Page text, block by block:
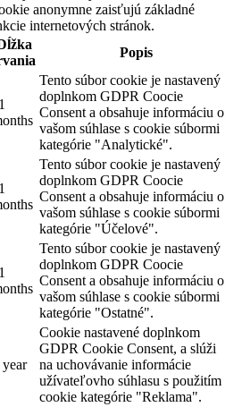
anonymne zaisťujú základné
internetových stránok.
Popis
Tento súbor cookie je nastavený
doplnkom GDPR Coocie
Consent a obsahuje informáciu o
vašom súhlase s cookie súbormi
kategórie "Analytické".
Tento súbor cookie je nastavený
doplnkom GDPR Coocie
Consent a obsahuje informáciu o
vašom súhlase s cookie súbormi
kategórie "Účelové".
Tento súbor cookie je nastavený
doplnkom GDPR Coocie
Consent a obsahuje informáciu o
vašom súhlase s cookie súbormi
kategórie "Ostatné".
year
Cookie nastavené doplnkom
GDPR Cookie Consent, a slúži
na uchovávanie informácie
užívateľovho súhlasu s použitím
cookie kategórie "Reklama".